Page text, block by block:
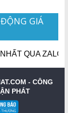
GIÁ
QUA ZALO,
- CÔNG
PHÁT